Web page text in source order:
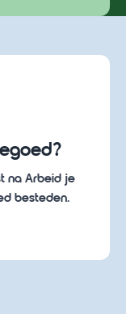
na Arbeid je
besteden.